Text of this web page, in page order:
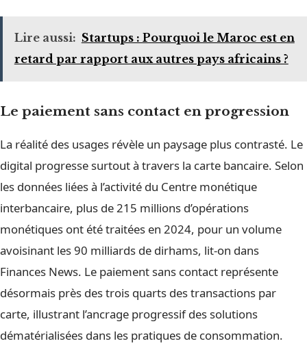
Lire aussi: Startups : Pourquoi le Maroc est en
retard par rapport aux autres pays africains ?
Le paiement sans contact en progression
La réalité des usages révèle un paysage plus contrasté. Le
digital progresse surtout à travers la carte bancaire. Selon
les données liées à l’activité du Centre monétique
interbancaire, plus de 215 millions d’opérations
monétiques ont été traitées en 2024, pour un volume
avoisinant les 90 milliards de dirhams, lit-on dans
Finances News. Le paiement sans contact représente
désormais près des trois quarts des transactions par
carte, illustrant l’ancrage progressif des solutions
dématérialisées dans les pratiques de consommation.